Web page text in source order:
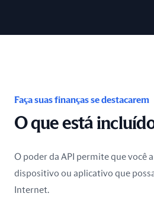
Faça suas finanças se destacarem
O que está
O poder da API permite que você
dispositivo ou aplicativo que
Internet.